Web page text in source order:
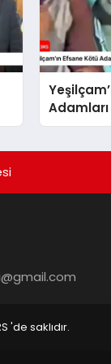
Adamları
Filminde
'de saklıdır.